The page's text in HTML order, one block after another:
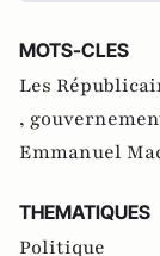
MOTS-CLES
Les
,
Emmanuel
THEMATIQUES
Politique